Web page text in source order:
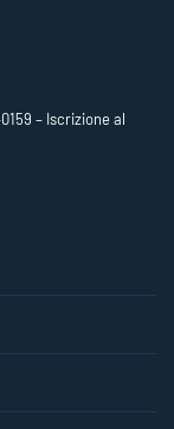
– Iscrizione al